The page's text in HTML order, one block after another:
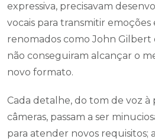
expressiva, precisavam
vocais para transmitir emoções
renomados como John Gilbert
não conseguiram alcançar o
novo formato.
Cada detalhe, do tom de voz à
câmeras, passam a ser
para atender novos requisitos;